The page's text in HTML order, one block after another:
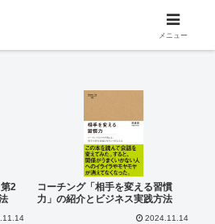
2
コーチング「相手を変える習慣
力」の紹介とビジネス実践方法
2024.11.14
メニュー